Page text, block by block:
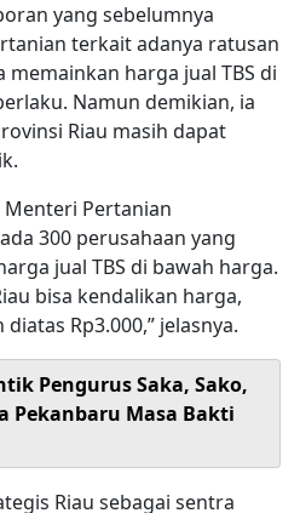
yang sebelumnya
terkait adanya ratusan
harga jual TBS di
Namun demikian, ia
Riau masih dapat
Menteri Pertanian
300 perusahaan yang
jual TBS di bawah harga.
bisa kendalikan harga,
Rp3.000,” jelasnya.
Pengurus Saka, Sako,
Pekanbaru Masa Bakti
Riau sebagai sentra